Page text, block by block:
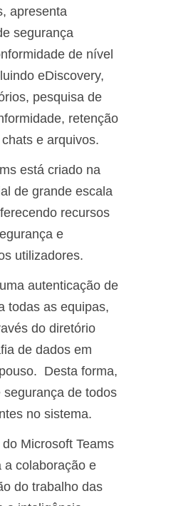
apresenta
segurança
de nível
eDiscovery,
pesquisa de
retenção
e arquivos.
está criado na
de grande escala
recursos
e
utilizadores.
autenticação de
todas as equipas,
do diretório
de dados em
Desta forma,
de todos
no sistema.
Microsoft Teams
a colaboração e
do trabalho das